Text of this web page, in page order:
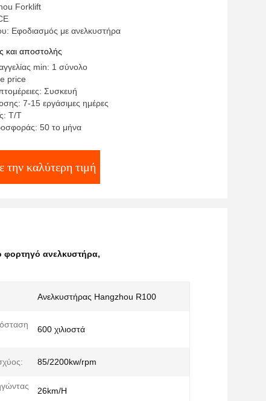
Forklift
Εφοδιασμός με ανελκυστήρα
και αποστολής
min: 1 σύνολο
price
Συσκευή
7-15 εργάσιμες ημέρες
Τ/Τ
50 το μήνα
την καλύτερη τιμή
φορτηγό ανελκυστήρα,
Ανελκυστήρας Hangzhou R100
600 χιλιοστά
85/2200kw/rpm
26km/H